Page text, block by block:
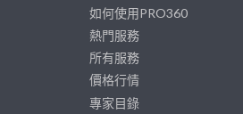
如何使用PRO360
熱門服務
所有服務
價格行情
專家目錄